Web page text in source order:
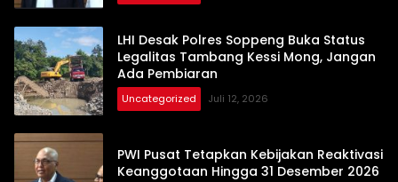
LHI Desak Polres Soppeng Buka Status
Legalitas Tambang Kessi Mong, Jangan
Ada Pembiaran
Uncategorized Juli 12, 2026
PWI Pusat Tetapkan Kebijakan Reaktivasi
Keanggotaan Hingga 31 Desember 2026